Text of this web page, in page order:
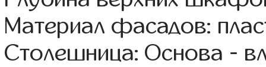
Материал фасадов:
Столешница: Основа -